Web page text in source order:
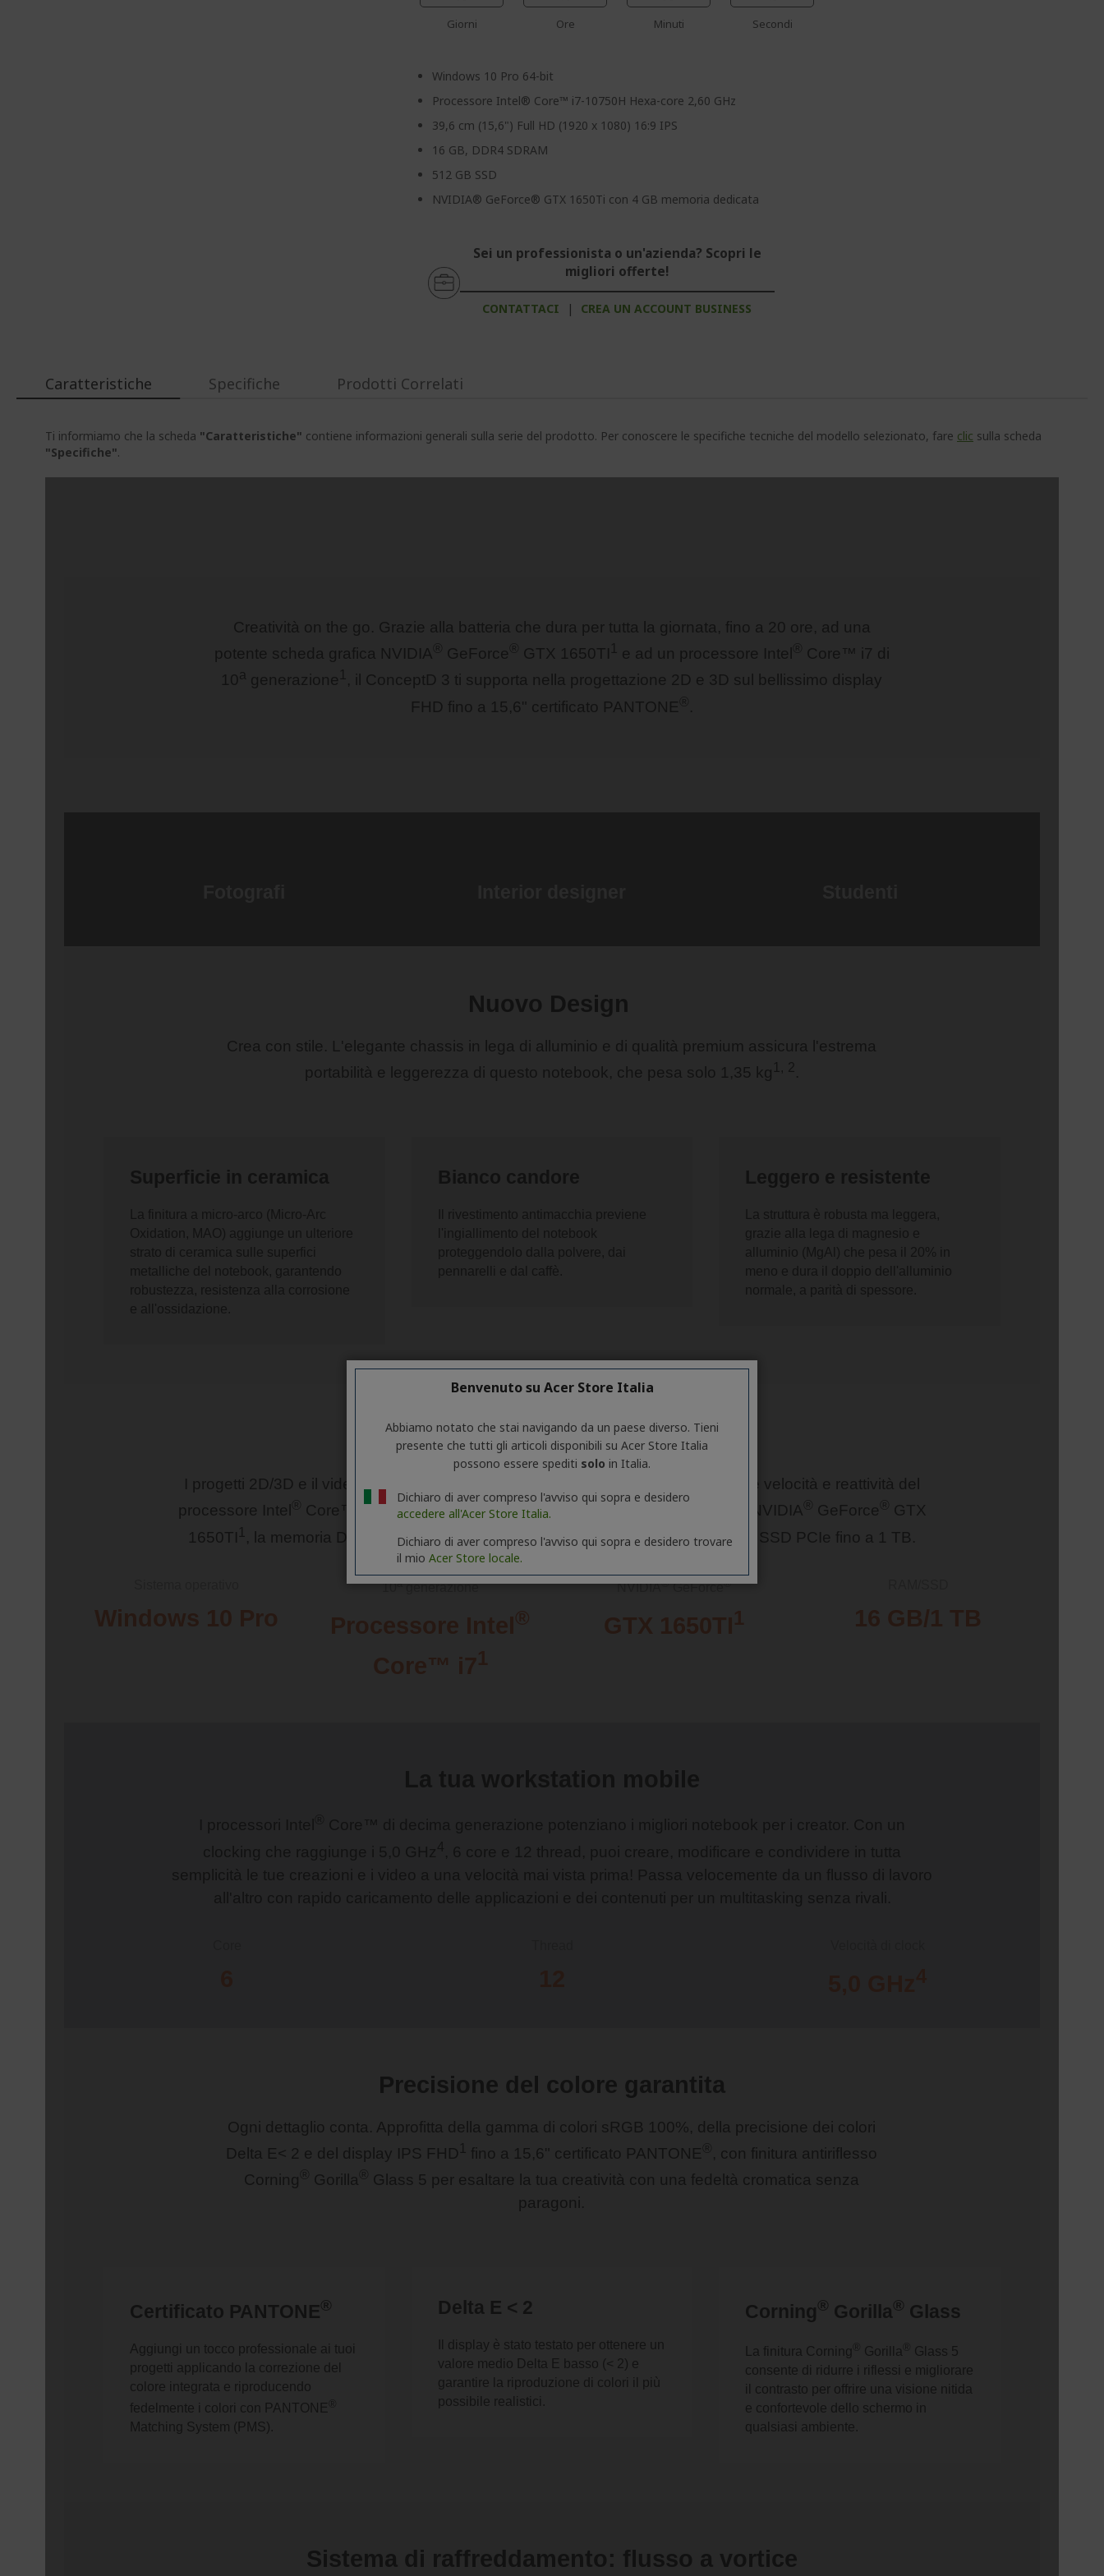
Giorni Ore Minuti Secondi
Windows 10 Pro 64-bit
Processore Intel® Core™ i7-10750H Hexa-core 2,60 GHz
39,6 cm (15,6") Full HD (1920 x 1080) 16:9 IPS
16 GB, DDR4 SDRAM
512 GB SSD
NVIDIA® GeForce® GTX 1650Ti con 4 GB memoria dedicata
Sei un professionista o un'azienda? Scopri le
migliori offerte!
CONTATTACI | CREA UN ACCOUNT BUSINESS
Caratteristiche
Ti informiamo che la scheda "Caratteristiche" contiene informazioni generali sulla serie del prodotto. Per conoscere le specifiche tecniche del modello selezionato, fare clic sulla scheda
"Specifiche".
Specifiche Prodotti Correlati
Benvenuto su Acer Store Italia
Abbiamo notato che stai navigando da un paese diverso. Tieni
presente che tutti gli articoli disponibili su Acer Store Italia
possono essere spediti solo in Italia.
Dichiaro di aver compreso l'avviso qui sopra e desidero
accedere all'Acer Store Italia.
Dichiaro di aver compreso l'avviso qui sopra e desidero trovare
il mio Acer Store locale.